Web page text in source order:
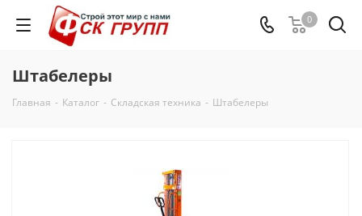
0
Штабелеры
Главная - Каталог - Складская техника - Штабелеры